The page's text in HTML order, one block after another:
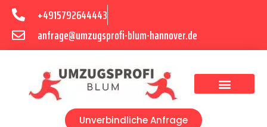
+4915792644443
anfrage@umzugsprofi-blum-hannover.de
Unverbindliche Anfrage